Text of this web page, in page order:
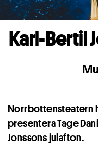
Karl-Bertil
Norrbottensteatern
presentera Tage
Jonssons julafton.